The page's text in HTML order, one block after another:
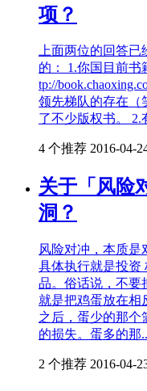
项？
上面两位的回答已
的： 1.你国目前书
tp://
领先梯队的存在（
了不少版权书。 2.
4 个推荐 2016-04-
关于「风险
洞？
风险对冲，本质是
具体执行就是投资
品。俗话说，不要
就是把鸡蛋放在相
之后，蛋少的那个
的损失。蛋多的那
2 个推荐 2016-04-